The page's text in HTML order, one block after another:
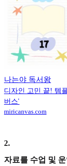
나는야 독서왕
디자인 고민 끝! 템
버스'
miricanvas.com
2.
자료를 수업 및